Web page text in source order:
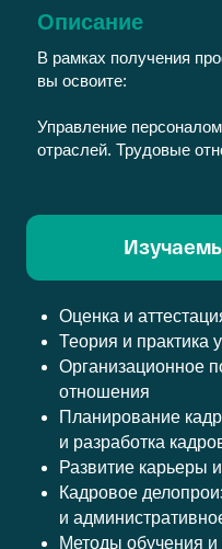
Описание
В рамках получения
вы освоите:
Управление
отраслей. Трудовые
Оценка и
Теория и практика
Организационное
отношения
Планирование
и разработка
Развитие карьеры
Кадровое
и
Методы обучения и